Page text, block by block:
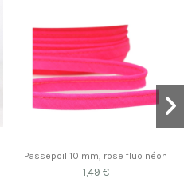
Passepoil 10 mm, rose fluo néon
1,49 €